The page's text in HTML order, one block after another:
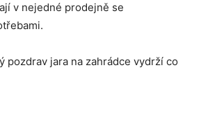
v nejedné prodejně se
pozdrav jara na zahrádce vydrží co